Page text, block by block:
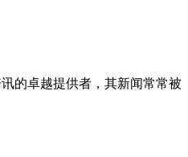
的卓越提供者，其新闻常常被